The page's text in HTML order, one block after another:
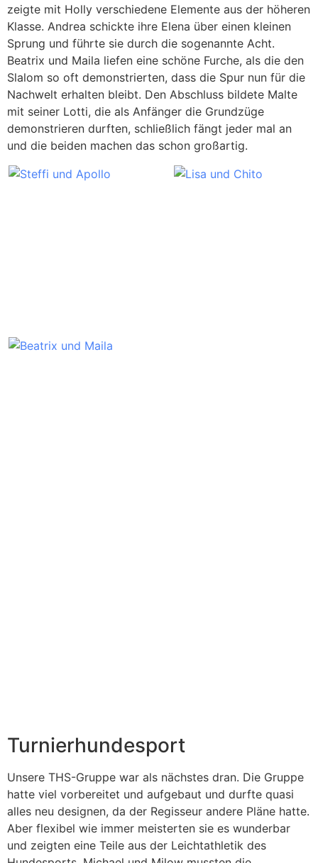
zeigte mit Holly verschiedene Elemente aus der höheren
Klasse. Andrea schickte ihre Elena über einen kleinen
Sprung und führte sie durch die sogenannte Acht.
Beatrix und Maila liefen eine schöne Furche, als die den
Slalom so oft demonstrierten, dass die Spur nun für die
Nachwelt erhalten bleibt. Den Abschluss bildete Malte
mit seiner Lotti, die als Anfänger die Grundzüge
demonstrieren durften, schließlich fängt jeder mal an
und die beiden machen das schon großartig.
Turnierhundesport
Unsere THS-Gruppe war als nächstes dran. Die Gruppe
hatte viel vorbereitet und aufgebaut und durfte quasi
alles neu designen, da der Regisseur andere Pläne hatte.
Aber flexibel wie immer meisterten sie es wunderbar
und zeigten eine Teile aus der Leichtathletik des